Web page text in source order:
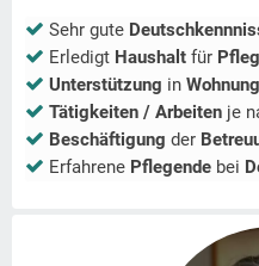
Sehr gute
Erledigt Haushalt für
Unterstützung in Wohnung
Tätigkeiten / Arbeiten je
Beschäftigung der
Erfahrene Pflegende bei